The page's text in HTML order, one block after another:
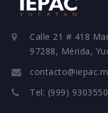
Calle 21 # 418
97288, Mérida,
Tel: (999) 9303550